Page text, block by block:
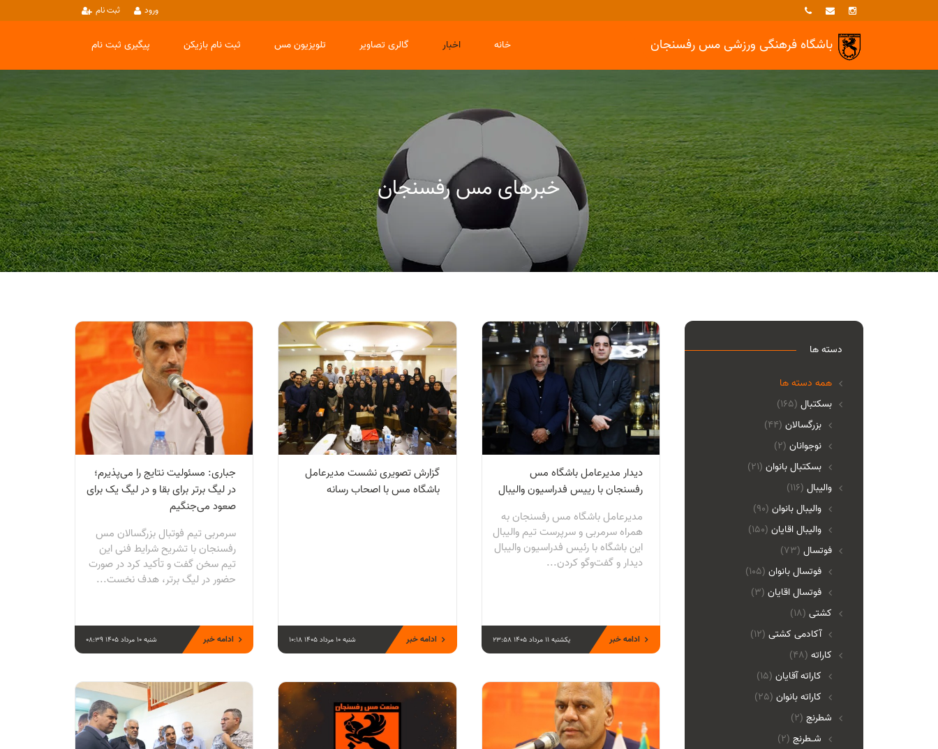
ثبت نام ورود
باشگاه فرهنگی ورزشیمس رفسنجان پیگیری ثبت نام ثبت نام بازیکن تلویزیون مس گالری تصاویر اخبار خانه
خبرهای مس رفسنجان
خبرها
دیدار مدیرعامل باشگاه مس
رفسنجان با رییس فدراسیون والیبال
مدیرعامل باشگاه مس رفسنجان به
همراه سرمربی و سرپرست تیم والیبال
این باشگاه با رئیس فدراسیون والیبال
دیدار و گفت‌وگو کردن...
یکشنبه 11 مرداد 1405 23:58 ادامه خبر
گزارش تصویری نشست مدیرعامل
باشگاه مس با اصحاب رسانه
شنبه 10 مرداد 1405 10:18 ادامه خبر
جباری: مسئولیت نتایج را می‌پذیرم؛
در لیگ برتر برای بقا و در لیگ یک برای
صعود می‌جنگیم
سرمربی تیم فوتبال بزرگسالان مس
رفسنجان با تشریح شرایط فنی این
تیم سخن گفت و تأکید کرد در صورت
حضور در لیگ برتر، هدف نخست...
شنبه 10 مرداد 1405 08:39 ادامه خبر
دسته ها
همه دسته ها
(165) بسکتبال
بزرگسالان (44)
نوجوانان (2)
بسکتبال بانوان (21)
(116) والیبال
واليبال بانوان (90)
واليبال اقايان (150)
(73) فوتسال
فوتسال بانوان (105)
فوتسال اقايان (3)
(18) کشتی
آکادمی کشتی (12)
(48) کاراته
کاراته آقایان (15)
کاراته بانوان (25)
(2) شطرنج
شـطرنج (2)